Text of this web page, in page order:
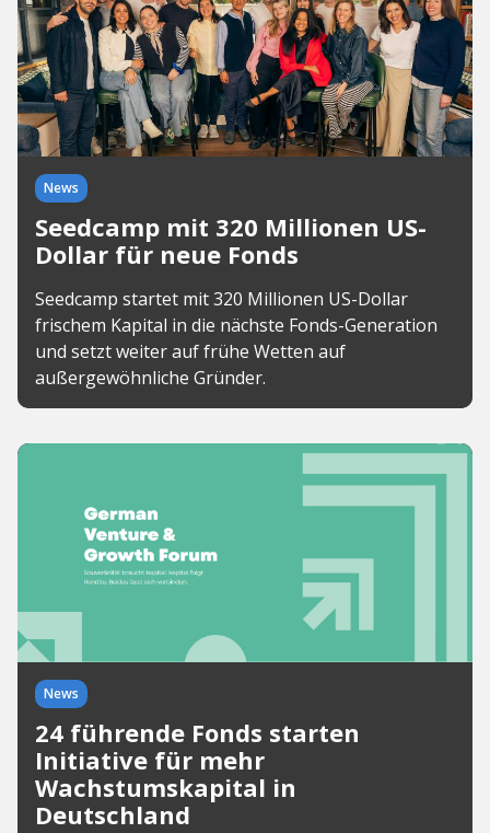
News
Seedcamp mit 320 Millionen US-
Dollar für neue Fonds
Seedcamp startet mit 320 Millionen US-Dollar
frischem Kapital in die nächste Fonds-Generation
und setzt weiter auf frühe Wetten auf
außergewöhnliche Gründer.
News
24 führende Fonds starten
Initiative für mehr
Wachstumskapital in
Deutschland